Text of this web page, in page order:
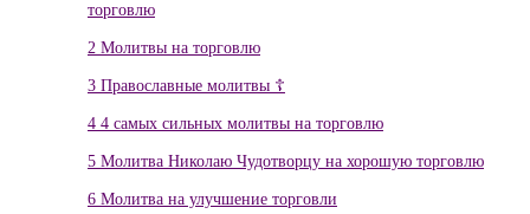
торговлю
2 Молитвы на торговлю
3 Православные молитвы ☦
4 4 самых сильных молитвы на торговлю
5 Молитва Николаю Чудотворцу на хорошую торговлю
6 Молитва на улучшение торговли